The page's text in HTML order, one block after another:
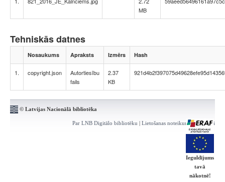
MB
Tehniskās datnes
Nosaukums Apraksts Izmērs Hash
1. copyright.json
Autortiesību
fails
2.37
KB
© Latvijas Nacionālā bibliotēka
Par LNB Digitālo bibliotēku | Lietošanas noteikumi | Kontakti
Ieguldījums
tavā
nākotnē!